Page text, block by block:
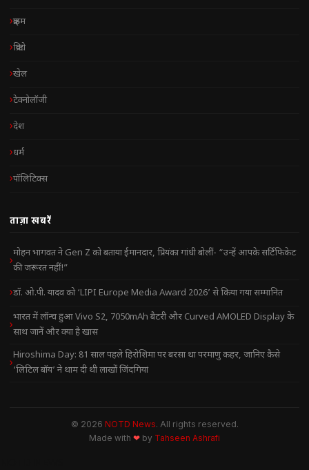
क्राइम
क्रिप्टो
खेल
टेक्नोलॉजी
देश
धर्म
पॉलिटिक्स
ताज़ा खबरें
मोहन भागवत ने Gen Z को बताया ईमानदार, प्रियंका गांधी बोलीं- “उन्हें आपके सर्टिफिकेट
की जरूरत नहीं!”
डॉ. ओ.पी. यादव को ‘LIPI Europe Media Award 2026’ से किया गया सम्मानित
भारत में लॉन्च हुआ Vivo S2, 7050mAh बैटरी और Curved AMOLED Display के
साथ जानें और क्या है खास
Hiroshima Day: 81 साल पहले हिरोशिमा पर बरसा था परमाणु कहर, जानिए कैसे
‘लिटिल बॉय’ ने थाम दी थी लाखों जिंदगियां
© 2026 NOTD News. All rights reserved.
Made with ❤ by Tahseen Ashrafi